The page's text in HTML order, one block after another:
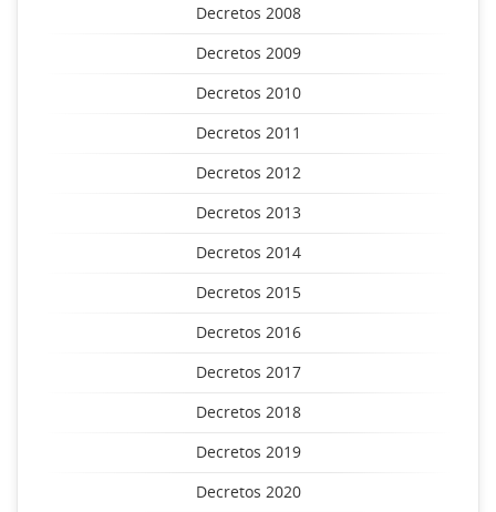
Decretos 2008
Decretos 2009
Decretos 2010
Decretos 2011
Decretos 2012
Decretos 2013
Decretos 2014
Decretos 2015
Decretos 2016
Decretos 2017
Decretos 2018
Decretos 2019
Decretos 2020